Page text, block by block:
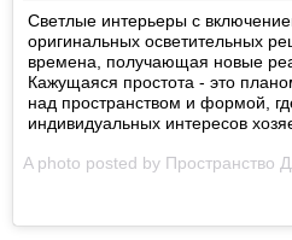
Светлые интерьеры с
оригинальных осветительных
времена, получающая новые
Кажущаяся простота - это
над пространством и формой,
индивидуальных интересов